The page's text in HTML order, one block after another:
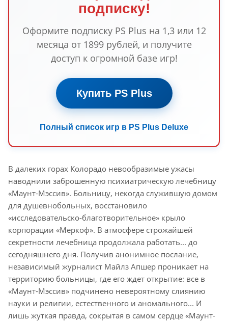
подписку!
Оформите подписку PS Plus на 1,3 или 12
месяца от 1899 рублей, и получите
доступ к огромной базе игр!
Купить PS Plus
Полный список игр в PS Plus Deluxe
В далеких горах Колорадо невообразимые ужасы
наводнили заброшенную психиатрическую лечебницу
«Маунт-Мэссив». Больницу, некогда служившую домом
для душевнобольных, восстановило
«исследовательско-благотворительное» крыло
корпорации «Меркоф». В атмосфере строжайшей
секретности лечебница продолжала работать... до
сегодняшнего дня. Получив анонимное послание,
независимый журналист Майлз Апшер проникает на
территорию больницы, где его ждет открытие: все в
«Маунт-Мэссив» подчинено невероятному слиянию
науки и религии, естественного и аномального... И
лишь жуткая правда, сокрытая в самом сердце «Маунт-